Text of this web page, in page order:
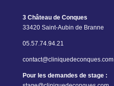
3 Château de Conques
33420 Saint-Aubin de Branne
05.57.74.94.21
contact@cliniquedeconques.com
Pour les demandes de stage :